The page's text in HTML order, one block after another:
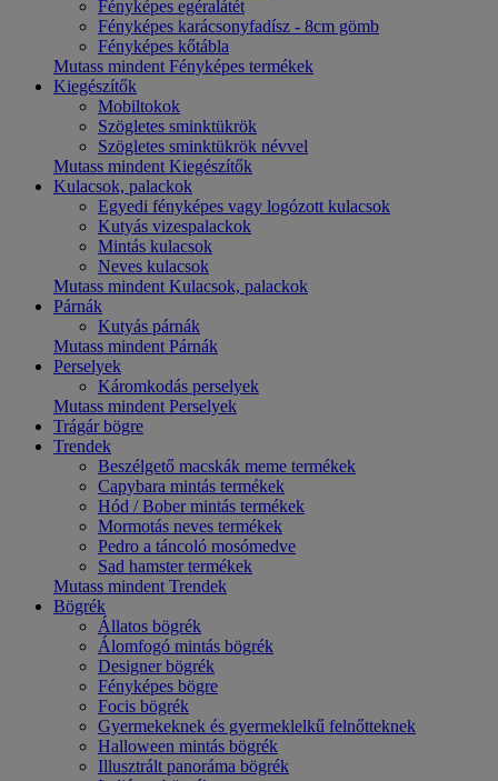
Fényképes egéralátét
Fényképes karácsonyfadísz - 8cm gömb
Fényképes kőtábla
Mutass mindent Fényképes termékek
Kiegészítők
Mobiltokok
Szögletes sminktükrök
Szögletes sminktükrök névvel
Mutass mindent Kiegészítők
Kulacsok, palackok
Egyedi fényképes vagy logózott kulacsok
Kutyás vizespalackok
Mintás kulacsok
Neves kulacsok
Mutass mindent Kulacsok, palackok
Párnák
Kutyás párnák
Mutass mindent Párnák
Perselyek
Káromkodás perselyek
Mutass mindent Perselyek
Trágár bögre
Trendek
Beszélgető macskák meme termékek
Capybara mintás termékek
Hód / Bober mintás termékek
Mormotás neves termékek
Pedro a táncoló mosómedve
Sad hamster termékek
Mutass mindent Trendek
Bögrék
Állatos bögrék
Álomfogó mintás bögrék
Designer bögrék
Fényképes bögre
Focis bögrék
Gyermekeknek és gyermeklelkű felnőtteknek
Halloween mintás bögrék
Illusztrált panoráma bögrék